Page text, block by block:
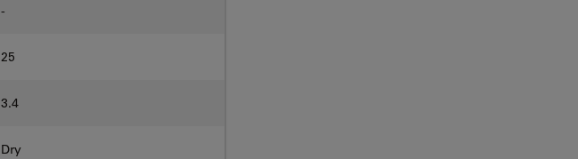
-
25
3.4
Dry